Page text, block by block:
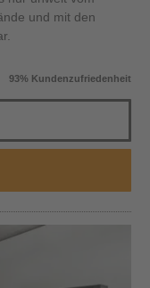
und mit den
93% Kundenzufriedenheit